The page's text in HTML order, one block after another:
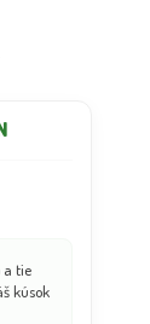
a tie
kúsok